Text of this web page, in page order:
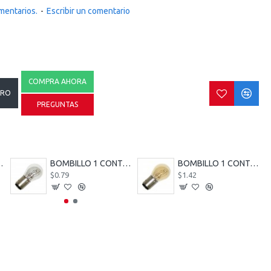
- Escribir un comentario
COMPRA AHORA
PREGUNTAS
17635-NARVA BOMBILLO 1 CONTACTO 1073-24V-21W-BA15S, FOCO-1C-GERMANY 17643-NARVA
$0.79
BOMBILLO 1 CONTACTO 12V 21W LENTE AMARILLO AMBER AMBAR PINES ANGULAR
$1.42